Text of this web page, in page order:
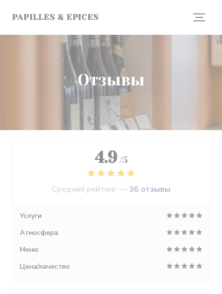
PAPILLES & EPICES
Отзывы
4.9 /5
Средний рейтинг — 36 отзывы
Услуги
Атмосфера
Меню
Цена/качество